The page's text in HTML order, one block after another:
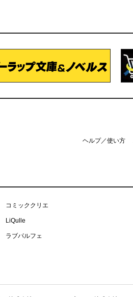
ヘルプ／使い方
コミッククリエ
LiQulle
ラブパルフェ